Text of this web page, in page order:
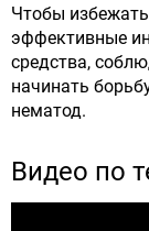
Чтобы
эффективные
средства,
начинать
нематод.
Видео по